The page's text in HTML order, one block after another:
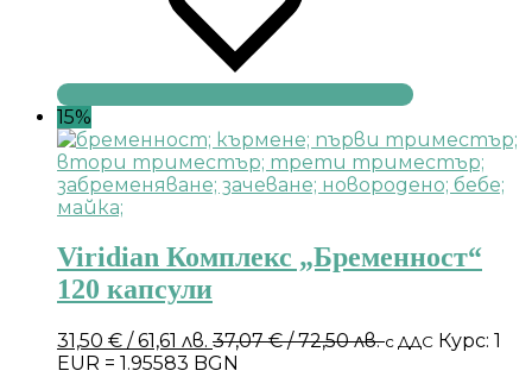
15%
Viridian Комплекс „Бременност“
120 капсули
31,50 € / 61,61 лв. 37,07€/ 72,50 лв.с ДДС Курс: 1
EUR = 1.95583 BGN